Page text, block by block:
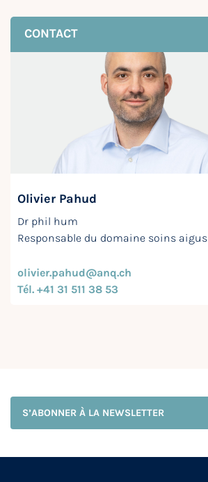
CONTACT
Olivier Pahud
Dr phil hum
Responsable du domaine soins aigus
olivier.pahud@anq.ch
Tél. +41 31 511 38 53
S’ABONNER À LA NEWSLETTER